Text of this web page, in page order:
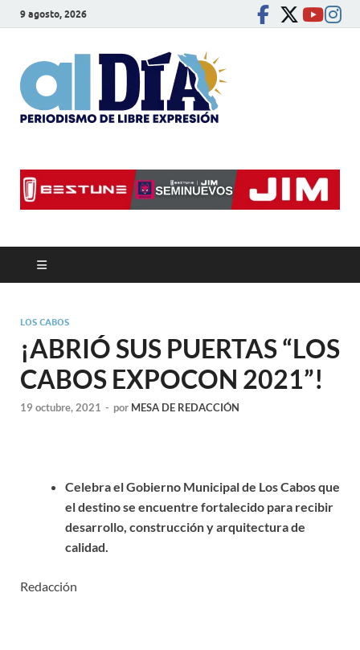
9 agosto, 2026
LOS CABOS
¡ABRIÓ SUS PUERTAS “LOS
CABOS EXPOCON 2021”!
19 octubre, 2021 - por MESA DE REDACCIÓN
Celebra el Gobierno Municipal de Los Cabos que
el destino se encuentre fortalecido para recibir
desarrollo, construcción y arquitectura de
calidad.
Redacción